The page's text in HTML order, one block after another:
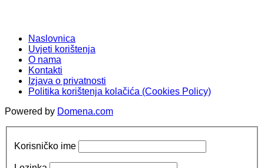
Naslovnica
Uvjeti korištenja
O nama
Kontakti
Izjava o privatnosti
Politika korištenja kolačića (Cookies Policy)
Powered by Domena.com
Korisničko ime